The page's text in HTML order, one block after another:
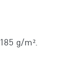
g/m².